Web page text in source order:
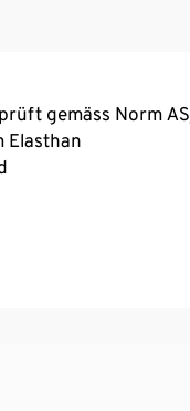
gemäss Norm
Elasthan
hoher